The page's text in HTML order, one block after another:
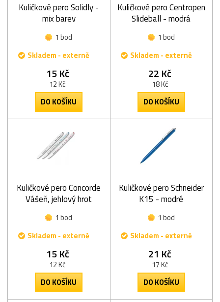
Kuličkové pero Solidly -
mix barev
1 bod
Skladem - externě
15 Kč
12 Kč
DO KOŠÍKU
Kuličkové pero Centropen
Slideball - modrá
1 bod
Skladem - externě
22 Kč
18 Kč
DO KOŠÍKU
Kuličkové pero Concorde
Vášeň, jehlový hrot
1 bod
Skladem - externě
15 Kč
12 Kč
DO KOŠÍKU
Kuličkové pero Schneider
K15 - modré
1 bod
Skladem - externě
21 Kč
17 Kč
DO KOŠÍKU